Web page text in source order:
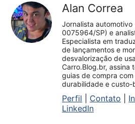
Alan Correa
Jornalista automotivo
0075964/SP) e
Especialista em
de lançamentos e
desvalorização de
Carro.Blog.br, assina
guias de compra
durabilidade e custo-
Perfil Contato
LinkedIn